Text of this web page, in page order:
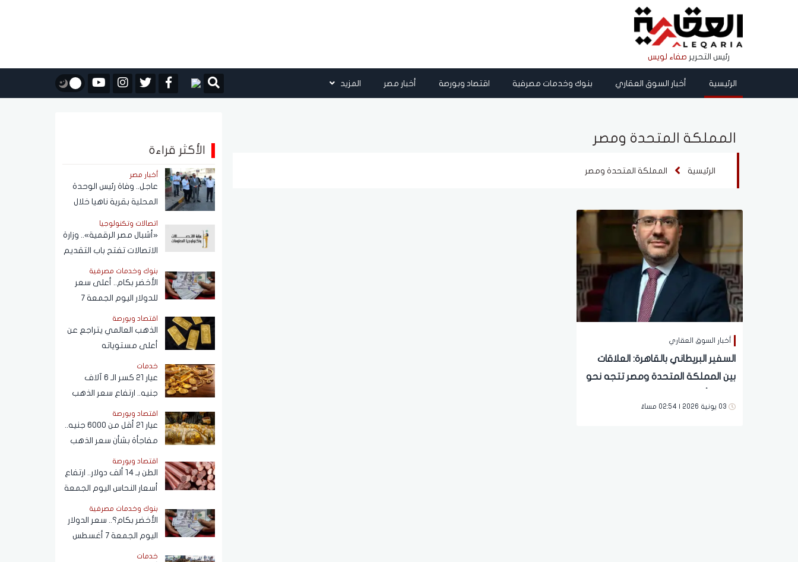
رئيس التحرير صفاء لويس
الرئيسية أخبار السوق العقاري بنوك وخدمات مصرفية اقتصاد وبورصة أخبار مصر المزيد
المملكة المتحدة ومصر
الرئيسية المملكة المتحدة ومصر
أخبار السوق العقاري
السفير البريطاني بالقاهرة: العلاقات
بين المملكة المتحدة ومصر تتجه نحو
03 يونية 2026 | 02:54 مساءً
الأكثر قراءة
أخبار مصر
عاجل.. وفاة رئيس الوحدة
المحلية بقرية ناهيا خلال
اتصالات وتكنولوجيا
«أشبال مصر الرقمية».. وزارة
الاتصالات تفتح باب التقديم
بنوك وخدمات مصرفية
الأخضر بكام.. أعلى سعر
للدولار اليوم الجمعة 7
اقتصاد وبورصة
الذهب العالمي يتراجع عن
أعلى مستوياته
خدمات
عيار 21 كسر الـ 6 آلاف
جنيه.. ارتفاع سعر الذهب
2026
اقتصاد وبورصة
عيار 21 أقل من 6000 جنيه..
مفاجأة بشأن سعر الذهب
2026
اقتصاد وبورصة
الطن بـ 14 ألف دولار.. ارتفاع
أسعار النحاس اليوم الجمعة
بنوك وخدمات مصرفية
الأخضر بكام؟.. سعر الدولار
اليوم الجمعة 7 أغسطس
خدمات